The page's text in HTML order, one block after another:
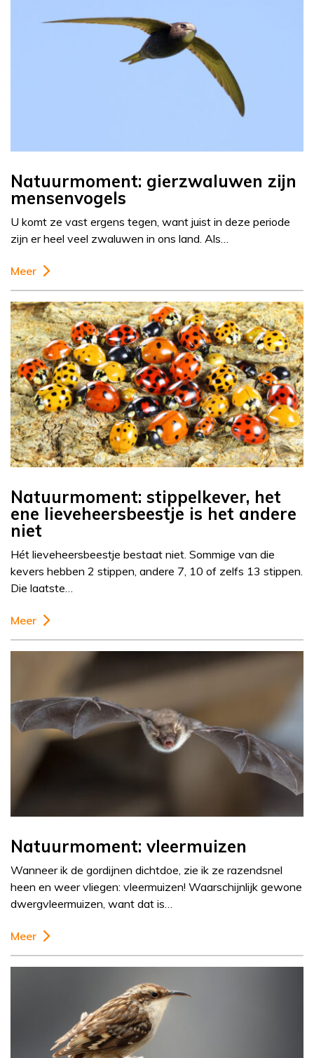
Natuurmoment: gierzwaluwen zijn
mensenvogels
U komt ze vast ergens tegen, want juist in deze periode
zijn er heel veel zwaluwen in ons land. Als…
Meer
Natuurmoment: stippelkever, het
ene lieveheersbeestje is het andere
niet
Hét lieveheersbeestje bestaat niet. Sommige van die
kevers hebben 2 stippen, andere 7, 10 of zelfs 13 stippen.
Die laatste…
Meer
Natuurmoment: vleermuizen
Wanneer ik de gordijnen dichtdoe, zie ik ze razendsnel
heen en weer vliegen: vleermuizen! Waarschijnlijk gewone
dwergvleermuizen, want dat is…
Meer